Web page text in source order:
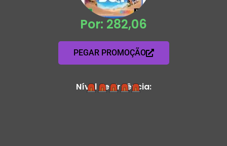
Por: 282,06
PEGAR PROMOÇÃO
Nível de Urgência: